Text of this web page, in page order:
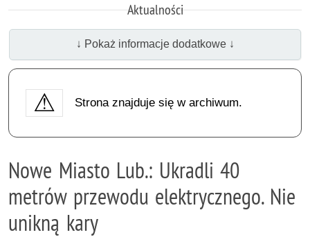
Aktualności
↓ Pokaż informacje dodatkowe ↓
Strona znajduje się w archiwum.
Nowe Miasto Lub.: Ukradli 40
metrów przewodu elektrycznego. Nie
unikną kary